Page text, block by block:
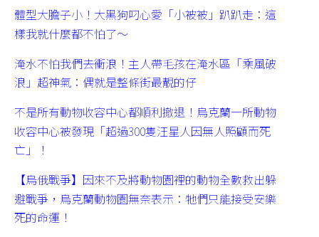
體型大膽子小！大黑狗叼心愛「小被被」趴趴走：這
樣我就什麼都不怕了～
淹水不怕我們去衝浪！主人帶毛孩在淹水區「乘風破
浪」超神氣：偶就是整條街最靚的仔
不是所有動物收容中心都順利撤退！烏克蘭一所動物
收容中心被發現「超過300隻汪星人因無人照顧而死
亡」！
【烏俄戰爭】因來不及將動物園裡的動物全數救出躲
避戰爭，烏克蘭動物園無奈表示：牠們只能接受安樂
死的命運！